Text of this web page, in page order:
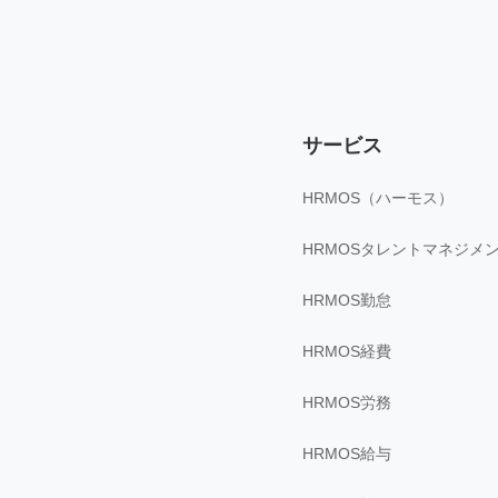
サービス
HRMOS（ハーモス）
HRMOSタレントマネジメ
HRMOS勤怠
HRMOS経費
HRMOS労務
HRMOS給与